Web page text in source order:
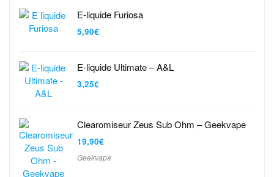
E-liquide Furiosa
5,90€
E-liquide Ultimate – A&L
3,25€
Clearomiseur Zeus Sub Ohm – Geekvape
19,90€
Geekvape